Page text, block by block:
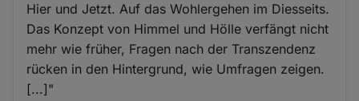
Hier und Jetzt. Auf das Wohlergehen im Diesseits.
Das Konzept von Himmel und Hölle verfängt nicht
mehr wie früher, Fragen nach der Transzendenz
rücken in den Hintergrund, wie Umfragen zeigen.
[...]"